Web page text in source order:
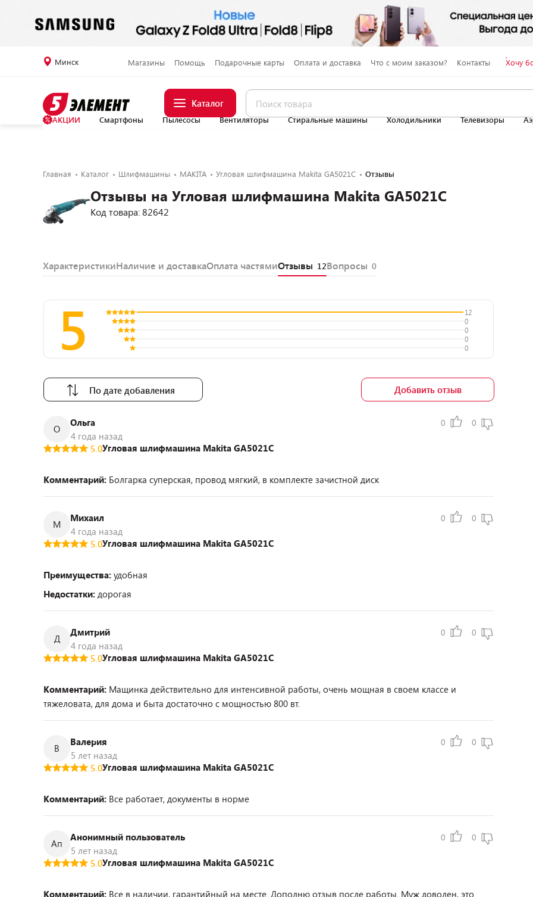
Минск Магазины Помощь Подарочные карты Оплата и доставка Что с моим заказом? Контакты Хочу
Каталог
АКЦИИ Смартфоны Пылесосы Вентиляторы Стиральные машины Холодильники Телевизоры
Главная Каталог Шлифмашины MAKITA Угловая шлифмашина Makita GA5021C Отзывы
Отзывы на Угловая шлифмашина Makita GA5021C
Код товара: 82642
ХарактеристикиНаличие и доставкаОплата частямиОтзывы 12Вопросы 0
5
12
0
0
0
0
По дате добавления Добавить отзыв
О
Ольга
4 года назад
0 0
5.0Угловая шлифмашина Makita GA5021C
Комментарий: Болгарка суперская, провод мягкий, в комплекте зачистной диск
М
Михаил
4 года назад
0 0
5.0Угловая шлифмашина Makita GA5021C
Преимущества: удобная
Недостатки: дорогая
Д
Дмитрий
4 года назад
0 0
5.0Угловая шлифмашина Makita GA5021C
Комментарий: Мащинка действительно для интенсивной работы, очень мощная в своем классе и
тяжеловата, для дома и быта достаточно с мощностью 800 вт.
В
Валерия
5 лет назад
0 0
5.0Угловая шлифмашина Makita GA5021C
Комментарий: Все работает, документы в норме
Ап
Анонимный пользователь
5 лет назад
0 0
5.0Угловая шлифмашина Makita GA5021C
Комментарий: Все в наличии, гарантийный на месте. Дополню отзыв после работы. Муж доволен, это